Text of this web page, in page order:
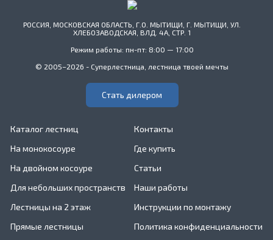
РОССИЯ, МОСКОВСКАЯ ОБЛАСТЬ, Г.О. МЫТИЩИ, Г. МЫТИЩИ, УЛ.
ХЛЕБОЗАВОДСКАЯ, ВЛД. 4А, СТР. 1
Режим работы: пн-пт: 8:00 — 17:00
© 2005–2026 - Суперлестница, лестница твоей мечты
Стать дилером
Каталог лестниц
На монокосоуре
На двойном косоуре
Для небольших пространств
Лестницы на 2 этаж
Прямые лестницы
Контакты
Где купить
Статьи
Наши работы
Инструкции по монтажу
Политика конфиденциальности